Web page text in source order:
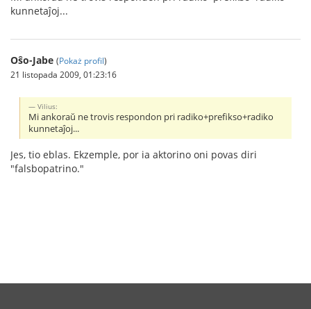
kunnetaĵoj...
Oŝo-Jabe (Pokaż profil)
21 listopada 2009, 01:23:16
Vilius:
Mi ankoraŭ ne trovis respondon pri radiko+prefikso+radiko
kunnetaĵoj...
Jes, tio eblas. Ekzemple, por ia aktorino oni povas diri
"falsbopatrino."